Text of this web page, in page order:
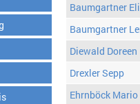
Baumgartner
Baumgartner
Diewald Doreen
Drexler Sepp
Ehrnböck Mario